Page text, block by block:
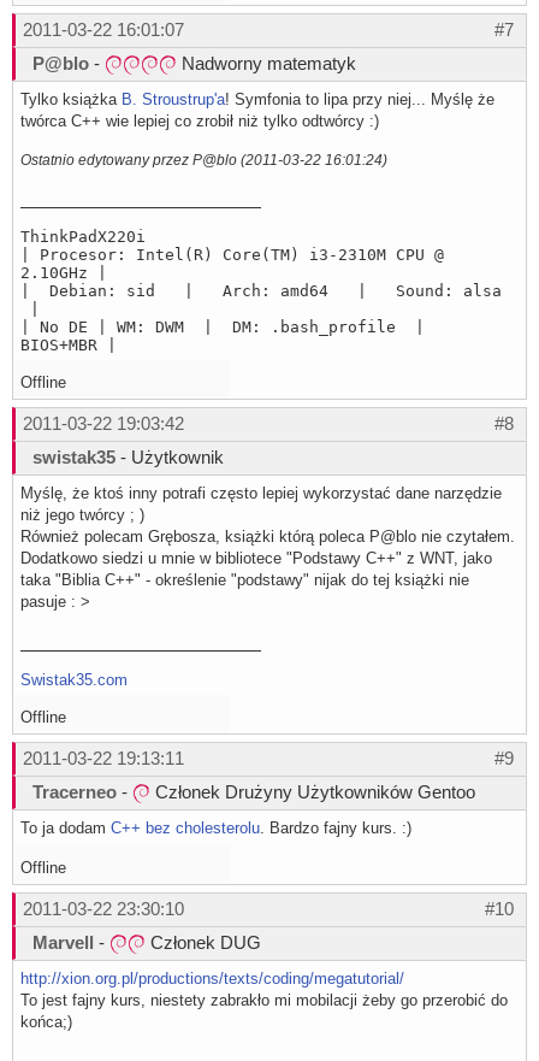
#7
2011-03-22 16:01:07
P@blo - Nadworny matematyk
Tylko książka B. Stroustrup'a! Symfonia to lipa przy niej... Myślę że
twórca C++ wie lepiej co zrobił niż tylko odtwórcy :)
Ostatnio edytowany przez P@blo (2011-03-22 16:01:24)
ThinkPadX220i
| Procesor: Intel(R) Core(TM) i3-2310M CPU @
2.10GHz |
| Debian: sid | Arch: amd64 | Sound: alsa
| No DE | WM: DWM | DM: .bash_profile |
BIOS+MBR |
Offline
#8
2011-03-22 19:03:42
swistak35 - Użytkownik
Myślę, że ktoś inny potrafi często lepiej wykorzystać dane narzędzie
niż jego twórcy ; )
Również polecam Grębosza, książki którą poleca P@blo nie czytałem.
Dodatkowo siedzi u mnie w bibliotece "Podstawy C++" z WNT, jako
taka "Biblia C++" - określenie "podstawy" nijak do tej książki nie
pasuje : >
Swistak35.com
Offline
#9
2011-03-22 19:13:11
Tracerneo - Członek Drużyny Użytkowników Gentoo
To ja dodam C++ bez cholesterolu. Bardzo fajny kurs. :)
Offline
#10
2011-03-22 23:30:10
Marvell - Członek DUG
http://xion.org.pl/productions/texts/coding/megatutorial/
To jest fajny kurs, niestety zabrakło mi mobilacji żeby go przerobić do
końca;)